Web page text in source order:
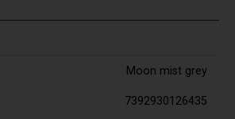
Moon mist grey
7392930126435